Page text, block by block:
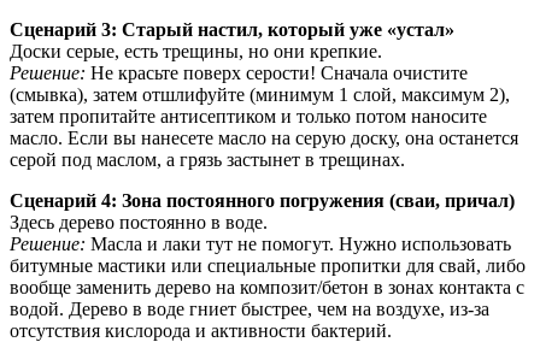
Сценарий 3: Старый настил, который уже «устал»
Доски серые, есть трещины, но они крепкие.
Решение: Не красьте поверх серости! Сначала очистите
(смывка), затем отшлифуйте (минимум 1 слой, максимум 2),
затем пропитайте антисептиком и только потом наносите
масло. Если вы нанесете масло на серую доску, она останется
серой под маслом, а грязь застынет в трещинах.
Сценарий 4: Зона постоянного погружения (сваи, причал)
Здесь дерево постоянно в воде.
Решение: Масла и лаки тут не помогут. Нужно использовать
битумные мастики или специальные пропитки для свай, либо
вообще заменить дерево на композит/бетон в зонах контакта с
водой. Дерево в воде гниет быстрее, чем на воздухе, из-за
отсутствия кислорода и активности бактерий.